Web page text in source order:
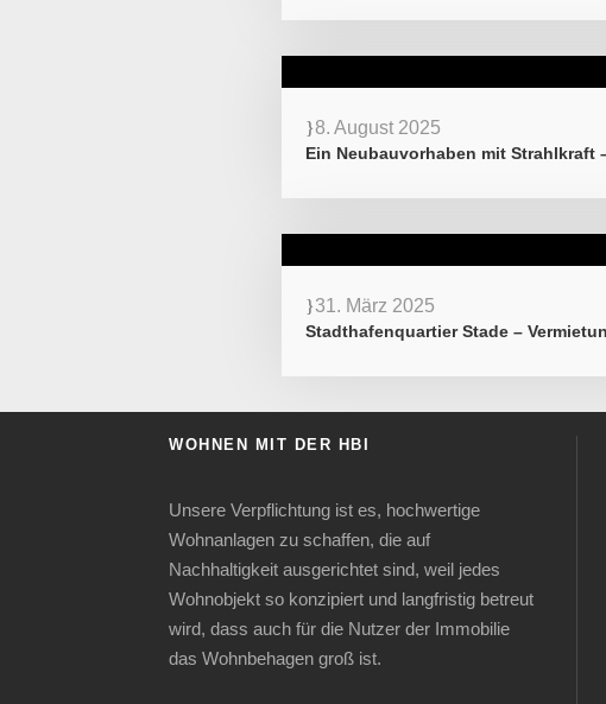
8. August 2025
Ein Neubauvorhaben mit Strahlkraft
31. März 2025
Stadthafenquartier Stade –
WOHNEN MIT DER HBI
Unsere Verpflichtung ist es, hochwertige
Wohnanlagen zu schaffen, die auf
Nachhaltigkeit ausgerichtet sind, weil jedes
Wohnobjekt so konzipiert und langfristig betreut
wird, dass auch für die Nutzer der Immobilie
das Wohnbehagen groß ist.